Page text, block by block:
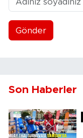
Gönder
Son Haberler